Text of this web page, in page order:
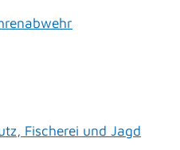
Fischerei und Jagd